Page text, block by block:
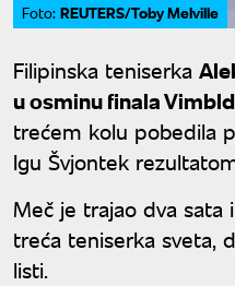
Foto: REUTERS/Toby Melville
Filipinska teniserka
u osminu finala
trećem kolu pobedila
Igu Švjontek rezultatom
Meč je trajao dva sata
treća teniserka sveta,
listi.